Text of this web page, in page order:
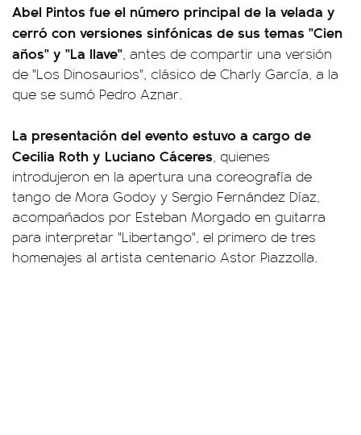
Abel Pintos fue el número principal de la velada y
cerró con versiones sinfónicas de sus temas "Cien
años" y "La llave", antes de compartir una versión
de "Los Dinosaurios", clásico de Charly García, a la
que se sumó Pedro Aznar.
La presentación del evento estuvo a cargo de
Cecilia Roth y Luciano Cáceres, quienes
introdujeron en la apertura una coreografía de
tango de Mora Godoy y Sergio Fernández Díaz,
acompañados por Esteban Morgado en guitarra
para interpretar "Libertango", el primero de tres
homenajes al artista centenario Astor Piazzolla.